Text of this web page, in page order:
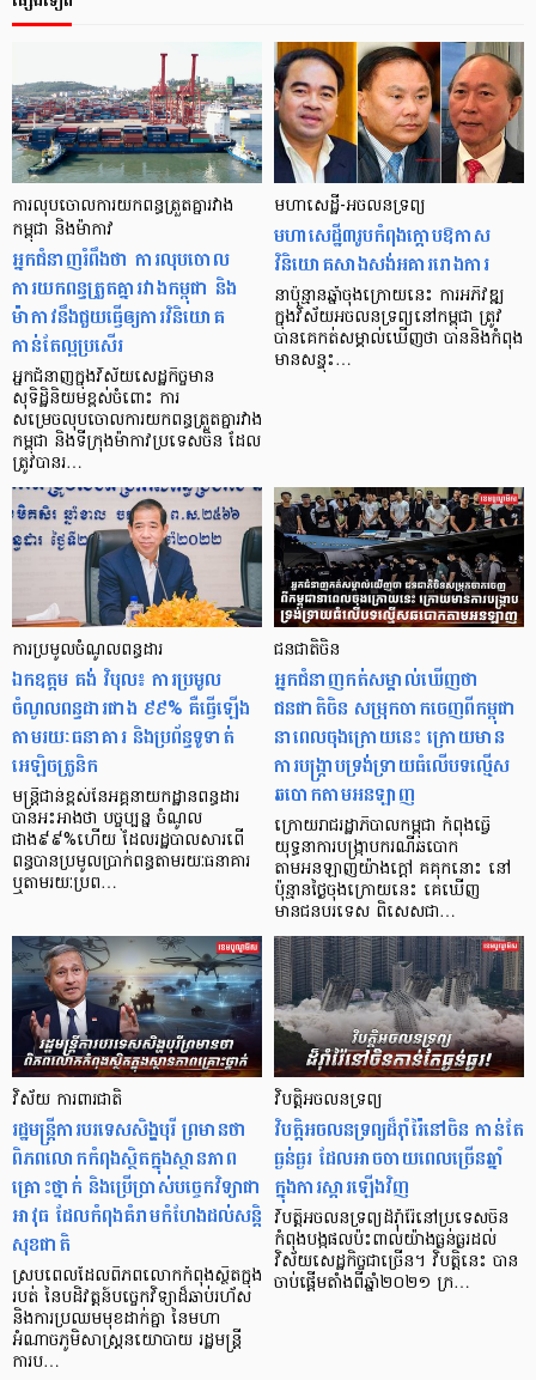
ការលុបចោលការយកពន្ធត្រួតគ្នារវាង
កម្ពុជា និងម៉ាកាវ
អ្នកជំនាញរំពឹងថា ការលុបចោល
ការយកពន្ធត្រួតគ្នារវាងកម្ពុជា និង
ម៉ាកាវនឹងជួយធ្វើឲ្យការវិនិយោគ
កាន់តែល្អប្រសើរ
អ្នកជំនាញក្នុងវិស័យសេដ្ឋកិច្ចមាន
សុទិដ្ឋិនិយមខ្ពស់ចំពោះ ការ
សម្រេចលុបចោលការយកពន្ធត្រួតគ្នារវាង
កម្ពុជា និងទីក្រុងម៉ាកាវប្រទេសចិន ដែល
ត្រូវបានរ…
មហាសេដ្ឋី-​អចលនទ្រព្យ
មហា​សេដ្ឋី​៣​រូប​កំពុង​ក្ដោប​ឱកាស​
វិនិយោគ​សាងសង់​អគារ​រោងការ
នា​ប៉ុន្មាន​ឆ្នាំ​ចុង​ក្រោយ​នេះ ការ​អភិវឌ្ឍ​
ក្នុង​វិស័យ​អចលន​ទ្រព្យ​នៅ​កម្ពុជា ត្រូវ​
បាន​គេ​កត់​សម្គាល់​ឃើញ​ថា បាន​និង​កំពុង​
មាន​សន្ទុះ…
ការប្រមូលចំណូលពន្ធដារ
ឯកឧត្តម គង់ វិបុល៖ ការប្រមូល
ចំណូលពន្ធដារជាង ៩៩% គឺធ្វើឡើង
តាមរយៈធនាគារ និងប្រព័ន្ធទូទាត់
អេឡិចត្រូនិក
មន្រ្តីជាន់ខ្ពស់នៃអគ្គនាយកដ្ឋានពន្ធដារ
បានអះអាងថា បច្ចុប្បន្ន ចំណូល
ជាង៩៩%ហើយ ដែលរដ្ឋបាលសារពើ
ពន្ធបានប្រមូលប្រាក់ពន្ធតាមរយៈធនាគារ
ឬតាមរយៈប្រព…
ជនជាតិចិន
អ្នកជំនាញកត់សម្គាល់ឃើញថា
ជនជាតិចិន សម្រុកចាកចេញពីកម្ពុជា
នាពេលចុងក្រោយនេះ ក្រោយមាន
ការបង្ក្រាបទ្រង់ទ្រាយធំលើបទល្មើស
ឆបោកតាមអនឡាញ
ក្រោយរាជរដ្ឋាភិបាលកម្ពុជា កំពុងធ្វើ
យុទ្ធនាការបង្ក្រាបករណីឆបោក
តាមអនឡាញយ៉ាងក្ដៅ គគុកនោះ នៅ
ប៉ុន្មានថ្ងៃចុងក្រោយនេះ គេឃើញ
មានជនបរទេស ពិសេសជា…
វិស័យ ការពារជាតិ
រដ្ឋមន្ត្រីការបរទេសសិង្ហបុរី ព្រមានថា
ពិភពលោកកំពុងស្ថិតក្នុងស្ថានភាព
គ្រោះថ្នាក់ និងប្រើប្រាស់បច្ចេកវិទ្យាជា
អាវុធ ដែលកំពុងគំរាមកំហែងដល់សន្តិ
សុខជាតិ
ស្របពេលដែលពិភពលោកកំពុងស្ថិតក្នុង
របត់ នៃបដិវត្តន៍បច្ចេកវិទ្យាដ៏ឆាប់រហ័ស
និងការប្រឈមមុខដាក់គ្នា នៃមហា
អំណាចភូមិសាស្ត្រនយោបាយ រដ្ឋមន្ត្រី
ការប…
វិបត្តិអចលនទ្រព្យ
វិបត្តិអចលនទ្រព្យ​ដ៏រ៉ាំរ៉ៃនៅចិន កាន់​​តែ
ធ្ងន់ធ្ងរ ដែលអាចចាយពេលច្រើនឆ្នាំ
ក្នុងការស្តារឡើងវិញ
វិបត្តិអចលនទ្រព្យដ៏រ៉ាំរ៉ៃនៅប្រទេសចិន
កំពុងបង្កផលប៉ះពាល់យ៉ាងធ្ងន់ធ្ងរដល់
វិស័យសេដ្ឋកិច្ចជាច្រើន។ វិបត្តិនេះ បាន
ចាប់ផ្តើមតាំងពីឆ្នាំ២០២១ ក្រ…